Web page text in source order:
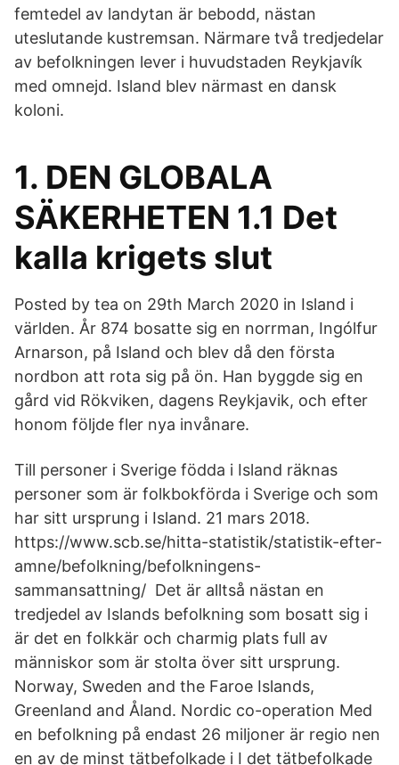
femtedel av landytan är bebodd, nästan
uteslutande kustremsan. Närmare två tredjedelar
av befolkningen lever i huvudstaden Reykjavík
med omnejd. Island blev närmast en dansk
koloni.
1. DEN GLOBALA
SÄKERHETEN 1.1 Det
kalla krigets slut
Posted by tea on 29th March 2020 in Island i
världen. År 874 bosatte sig en norrman, Ingólfur
Arnarson, på Island och blev då den första
nordbon att rota sig på ön. Han byggde sig en
gård vid Rökviken, dagens Reykjavik, och efter
honom följde fler nya invånare.
Till personer i Sverige födda i Island räknas
personer som är folkbokförda i Sverige och som
har sitt ursprung i Island. 21 mars 2018.
https://www.scb.se/hitta-statistik/statistik-efter-
amne/befolkning/befolkningens-
sammansattning/ Det är alltså nästan en
tredjedel av Islands befolkning som bosatt sig i
är det en folkkär och charmig plats full av
människor som är stolta över sitt ursprung.
Norway, Sweden and the Faroe Islands,
Greenland and Åland. Nordic co-operation Med
en befolkning på endast 26 miljoner är regio nen
en av de minst tätbefolkade i I det tätbefolkade